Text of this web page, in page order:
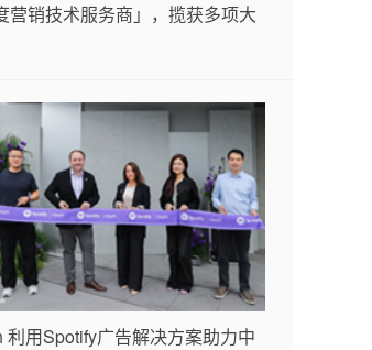
营销技术服务商」，揽获多项大
利用Spotify广告解决方案助力中